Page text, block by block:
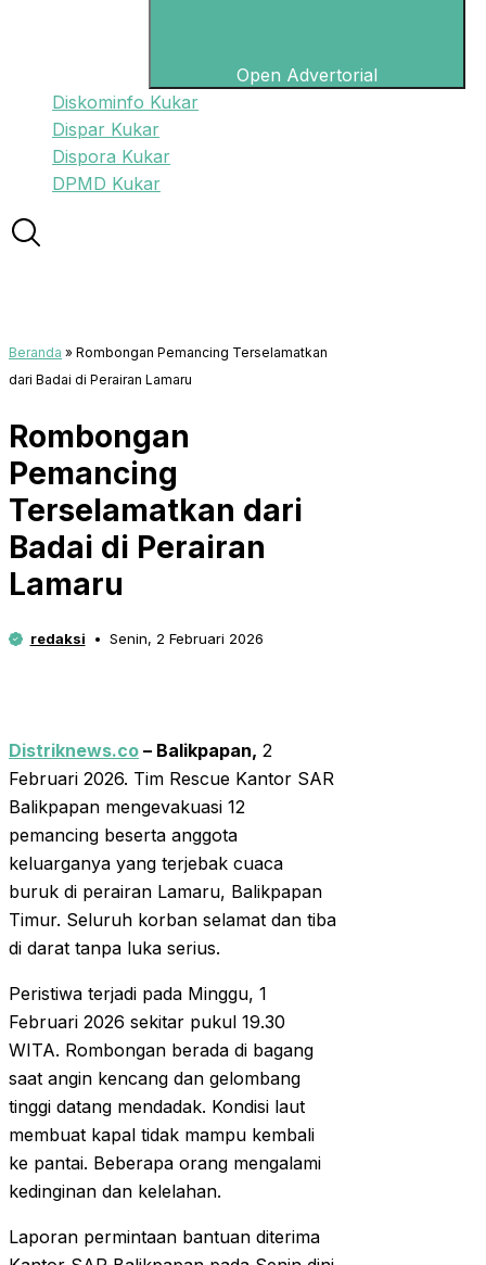
Open Advertorial
Diskominfo Kukar
Dispar Kukar
Dispora Kukar
DPMD Kukar
Beranda » Rombongan Pemancing Terselamatkan
dari Badai di Perairan Lamaru
Rombongan
Pemancing
Terselamatkan dari
Badai di Perairan
Lamaru
redaksi Senin, 2 Februari 2026
Distriknews.co – Balikpapan, 2
Februari 2026. Tim Rescue Kantor SAR
Balikpapan mengevakuasi 12
pemancing beserta anggota
keluarganya yang terjebak cuaca
buruk di perairan Lamaru, Balikpapan
Timur. Seluruh korban selamat dan tiba
di darat tanpa luka serius.
Peristiwa terjadi pada Minggu, 1
Februari 2026 sekitar pukul 19.30
WITA. Rombongan berada di bagang
saat angin kencang dan gelombang
tinggi datang mendadak. Kondisi laut
membuat kapal tidak mampu kembali
ke pantai. Beberapa orang mengalami
kedinginan dan kelelahan.
Laporan permintaan bantuan diterima